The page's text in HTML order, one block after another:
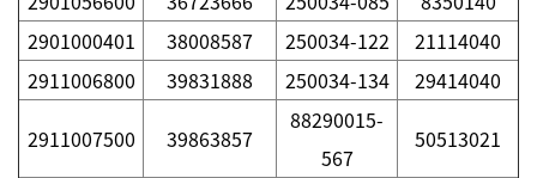
2901000401
38008587 250034-122
21114040
2911006800
39831888 250034-134 29414040
2911007500 39863857
88290015-
567
50513021